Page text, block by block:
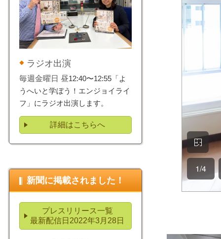
ラジオ出演
毎週金曜日 昼12:40〜12:55「よ
うへいと学ぼう！エンジョイライ
フ」にラジオ出演します。
詳細はこちらへ
新聞に掲載されました！
プレスリリース一覧
最新配信日2022年3月28日